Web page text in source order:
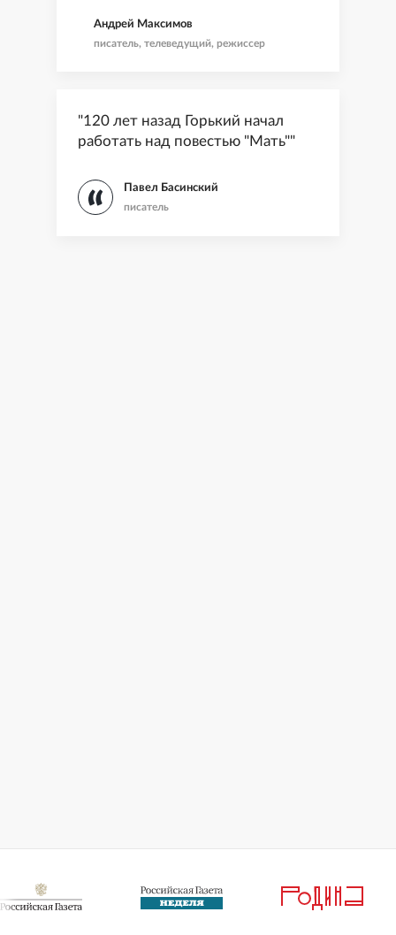
всегда живой"
Андрей Максимов
писатель, телеведущий, режиссер
"120 лет назад Горький начал
работать над повестью "Мать""
Павел Басинский
писатель